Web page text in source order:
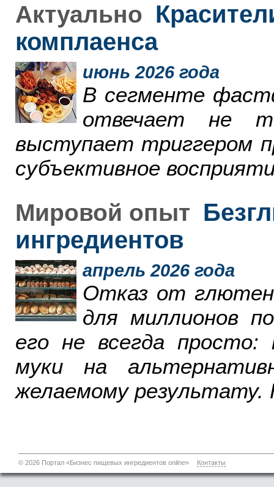
Актуально
комплаенса
июнь 2026 года
В сегменте
отвечает не
выступает триггером
субъективное
Мировой опыт
ингредиентов
апрель 2026 года
Отказ от
для миллионов
его не всегда просто:
муки на
желаемому результату.
© 2026 Портал «Бизнес пищевых ингредиентов online» Контакты